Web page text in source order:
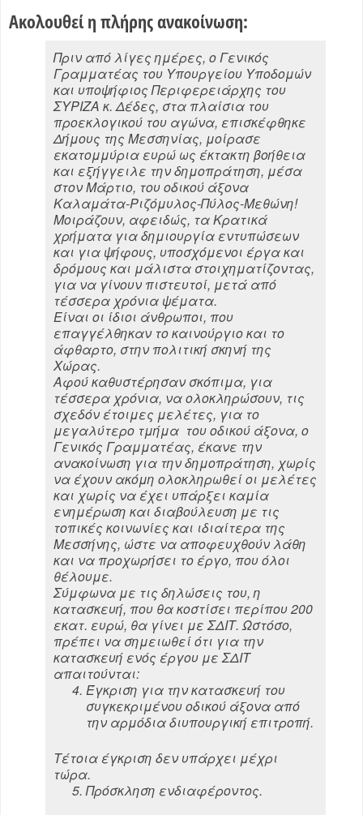
Ακολουθεί η πλήρης ανακοίνωση:
Πριν από λίγες ημέρες, ο Γενικός
Γραμματέας του Υπουργείου Υποδομών
και υποψήφιος Περιφερειάρχης του
ΣΥΡΙΖΑ κ. Δέδες, στα πλαίσια του
προεκλογικού του αγώνα, επισκέφθηκε
Δήμους της Μεσσηνίας, μοίρασε
εκατομμύρια ευρώ ως έκτακτη βοήθεια
και εξήγγειλε την δημοπράτηση, μέσα
στον Μάρτιο, του οδικού άξονα
Καλαμάτα-Ριζόμυλος-Πύλος-Μεθώνη!
Μοιράζουν, αφειδώς, τα Κρατικά
χρήματα για δημιουργία εντυπώσεων
και για ψήφους, υποσχόμενοι έργα και
δρόμους και μάλιστα στοιχηματίζοντας,
για να γίνουν πιστευτοί, μετά από
τέσσερα χρόνια ψέματα.
Είναι οι ίδιοι άνθρωποι, που
επαγγέλθηκαν το καινούργιο και το
άφθαρτο, στην πολιτική σκηνή της
Χώρας.
Αφού καθυστέρησαν σκόπιμα, για
τέσσερα χρόνια, να ολοκληρώσουν, τις
σχεδόν έτοιμες μελέτες, για το
μεγαλύτερο τμήμα του οδικού άξονα, ο
Γενικός Γραμματέας, έκανε την
ανακοίνωση για την δημοπράτηση, χωρίς
να έχουν ακόμη ολοκληρωθεί οι μελέτες
και χωρίς να έχει υπάρξει καμία
ενημέρωση και διαβούλευση με τις
τοπικές κοινωνίες και ιδιαίτερα της
Μεσσήνης, ώστε να αποφευχθούν λάθη
και να προχωρήσει το έργο, που όλοι
θέλουμε.
Σύμφωνα με τις δηλώσεις του, η
κατασκευή, που θα κοστίσει περίπου 200
εκατ. ευρώ, θα γίνει με ΣΔΙΤ. Ωστόσο,
πρέπει να σημειωθεί ότι για την
κατασκευή ενός έργου με ΣΔΙΤ
απαιτούνται:
Έγκριση για την κατασκευή του
συγκεκριμένου οδικού άξονα από
την αρμόδια διυπουργική επιτροπή.
Τέτοια έγκριση δεν υπάρχει μέχρι
τώρα.
Πρόσκληση ενδιαφέροντος.